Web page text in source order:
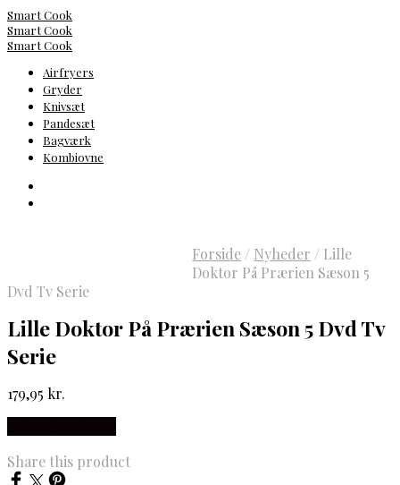
Smart Cook
Smart Cook
Smart Cook
Airfryers
Gryder
Knivsæt
Pandesæt
Bagværk
Kombiovne
Forside / Nyheder / Lille
Doktor På Prærien Sæson 5
Dvd Tv Serie
Lille Doktor På Prærien Sæson 5 Dvd Tv
Serie
179,95 kr.
Share this product